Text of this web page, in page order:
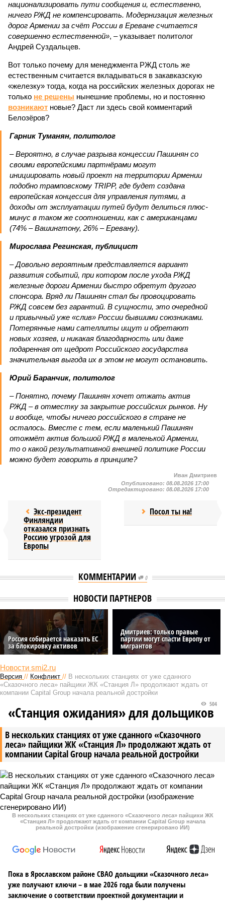
национализировать пути сообщения и, естественно,
ничего РЖД не компенсировать. Модернизация железных
дорог Армении за счёт России в Ереване считается
совершенно естественной», – указывает политолог
Андрей Суздальцев.
Вот только почему для менеджмента РЖД столь же
естественным считается вкладываться в закавказскую
«железку» тогда, когда на российских железных дорогах не
только не решены нынешние проблемы, но и постоянно
возникают новые? Даст ли здесь свой комментарий
Белозёров?
Гарник Туманян, политолог
– Вероятно, в случае разрыва концессии Пашинян со
своими европейскими партнёрами могут
инициировать новый проект на территории Армении
подобно трамповскому TRIPP, где будет создана
европейская концессия для управления путями, а
доходы от эксплуатации путей будут делиться плюс-
минус в таком же соотношении, как с американцами
(74% – Вашингтону, 26% – Еревану).
Мирослава Регинская, публицист
– Довольно вероятным представляется вариант
развития событий, при котором после ухода РЖД
железные дороги Армении быстро обретут другого
спонсора. Вряд ли Пашинян стал бы провоцировать
РЖД совсем без гарантий. В сущности, это очередной
и привычный уже «слив» России бывшими союзниками.
Потерянные нами сателлиты ищут и обретают
новых хозяев, и никакая благодарность или даже
подаренная от щедрот Российского государства
значительная выгода их в этом не могут остановить.
Юрий Баранчик, политолог
– Понятно, почему Пашинян хочет отжать актив
РЖД – в отместку за закрытие российских рынков. Ну
и вообще, чтобы ничего российского в стране не
осталось. Вместе с тем, если маленький Пашинян
отожмёт актив большой РЖД в маленькой Армении,
то о какой результативной внешней политике России
можно будет говорить в принципе?
Иван Дмитриев
Опубликовано: 08.08.2026 17:00
Отредактировано: 08.08.2026 17:00
Экс-президент
Финляндии
отказался признать
Россию угрозой для
Европы
Посол ты на!
КОММЕНТАРИИ 0
НОВОСТИ ПАРТНЕРОВ
Россия собирается наказать EC
за блокировку активов
Дмитриев: только правые
партии могут спасти Европу от
мигрантов
Новости smi2.ru
Версия // Конфликт // В нескольких станциях от уже сданного
«Сказочного леса» пайщики ЖК «Станция Л» продолжают ждать от
компании Capital Group начала реальной достройки
В нескольких станциях от уже сданного «Сказочного
леса» пайщики ЖК «Станция Л» продолжают ждать от
компании Capital Group начала реальной достройки
504
«Станция ожидания» для дольщиков
В нескольких станциях от уже сданного «Сказочного леса» пайщики ЖК
«Станция Л» продолжают ждать от компании Capital Group начала
реальной достройки (изображение сгенерировано ИИ)
Пока в Ярославском районе СВАО дольщики «Сказочного леса»
уже получают ключи – в мае 2026 года были получены
заключение о соответствии проектной документации и